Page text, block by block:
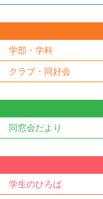
学部・学科
クラブ・同好会
同窓会だより
学生のひろば